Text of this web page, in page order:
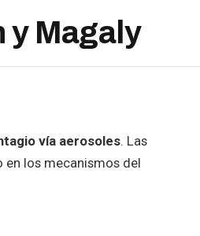
y Magaly
vía aerosoles. Las
en los mecanismos del